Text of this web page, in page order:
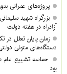
پروژه‌های عمرانی
آزادراه در هفته دولت
زمان پایان تعلل در
دستگاه‌های متولی
حماسه تشییع امام
بود